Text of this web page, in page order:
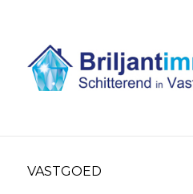
VASTGOED